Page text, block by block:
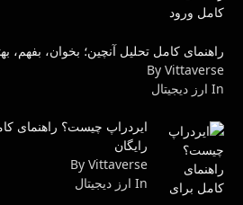
راهنمای کامل تحلیل آنچین؛ بخوان، بفهم،
By Vittaverse
In ارز دیجیتال
ایردراپ چیست؟ راهنمای
رایگان
By Vittaverse
In ارز دیجیتال